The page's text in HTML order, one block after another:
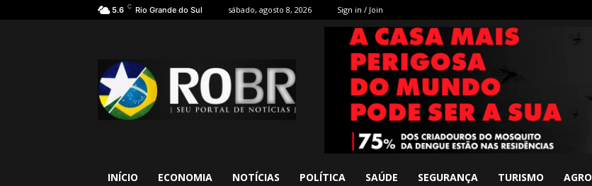
5.6 C Rio Grande do Sul sábado, agosto 8, 2026 Sign in / Join
INÍCIO ECONOMIA NOTÍCIAS POLÍTICA SAÚDE SEGURANÇA TURISMO AGRO